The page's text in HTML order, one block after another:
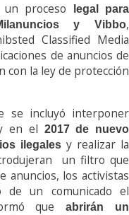
un proceso
legal para
y Vibbo,
Classified Media
de anuncios de
con la ley de protección
se incluyó interponer
en el 2017 de nuevo
ilegalesy realizar la
un filtro que
anuncios, los activistas
un comunicado el
queabrirán un